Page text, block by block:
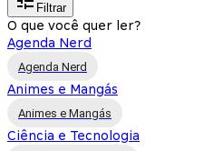
Filtrar
O que você quer ler?
Agenda Nerd
Agenda Nerd
Animes e Mangás
Animes e Mangás
Ciência e Tecnologia